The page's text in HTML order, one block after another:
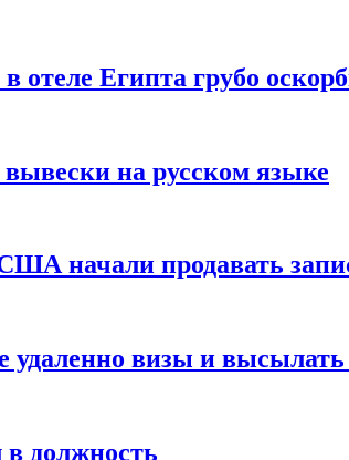
отеле Египта грубо
на русском языке
начали продавать
удаленно визы и высылать
должность